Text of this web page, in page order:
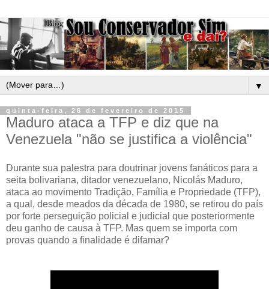
▼
quinta-feira, 26 de fevereiro de 2015
Maduro ataca a TFP e diz que na
Venezuela "não se justifica a violência"
Durante sua palestra para doutrinar jovens fanáticos para a
seita bolivariana, ditador venezuelano, Nicolás Maduro,
ataca ao movimento Tradição, Família e Propriedade (TFP),
a qual, desde meados da década de 1980, se retirou do país
por forte perseguição policial e judicial que posteriormente
deu ganho de causa à TFP. Mas quem se importa com
provas quando a finalidade é difamar?